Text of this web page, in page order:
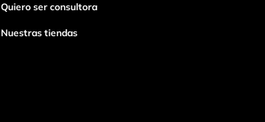
Quiero ser consultora
Nuestras tiendas